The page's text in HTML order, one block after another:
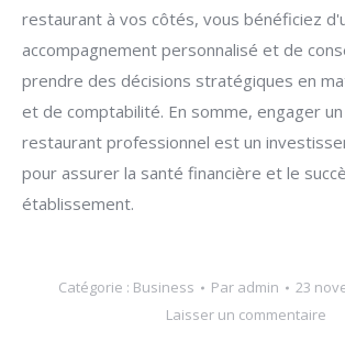
restaurant à vos côtés, vous bénéficiez
accompagnement personnalisé et de
prendre des décisions stratégiques en
et de comptabilité. En somme, engager
restaurant professionnel est un
pour assurer la santé financière et le
établissement.
Catégorie : Business Par admin
23
Laisser un commentaire